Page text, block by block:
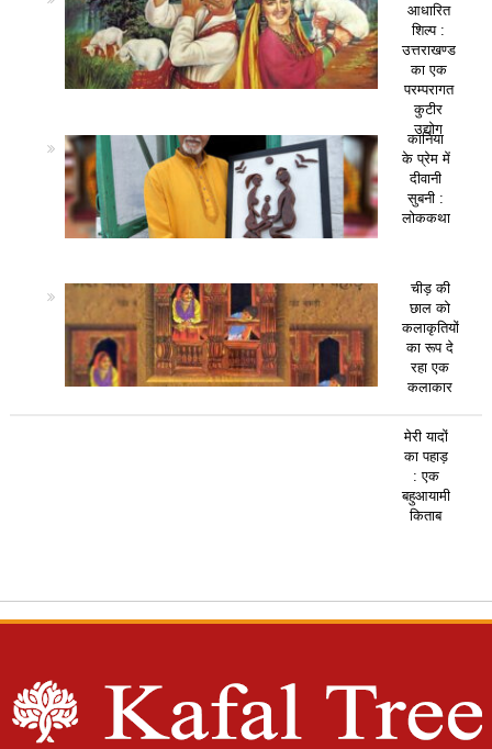
आधारित
शिल्प :
उत्तराखण्ड
का एक
परम्परागत
कुटीर
उद्योग
कानिया
के प्रेम में
दीवानी
सुबनी :
लोककथा
चीड़ की
छाल को
कलाकृतियों
का रूप दे
रहा एक
कलाकार
मेरी यादों
का पहाड़
: एक
बहुआयामी
किताब